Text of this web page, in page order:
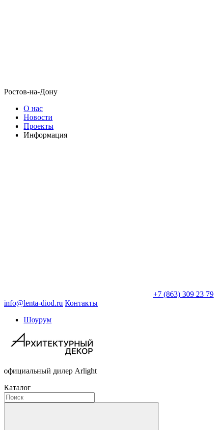
Ростов-на-Дону
О нас
Новости
Проекты
Информация
+7 (863) 309 23 79
info@lenta-diod.ru Контакты
Шоурум
официальный дилер Arlight
Каталог